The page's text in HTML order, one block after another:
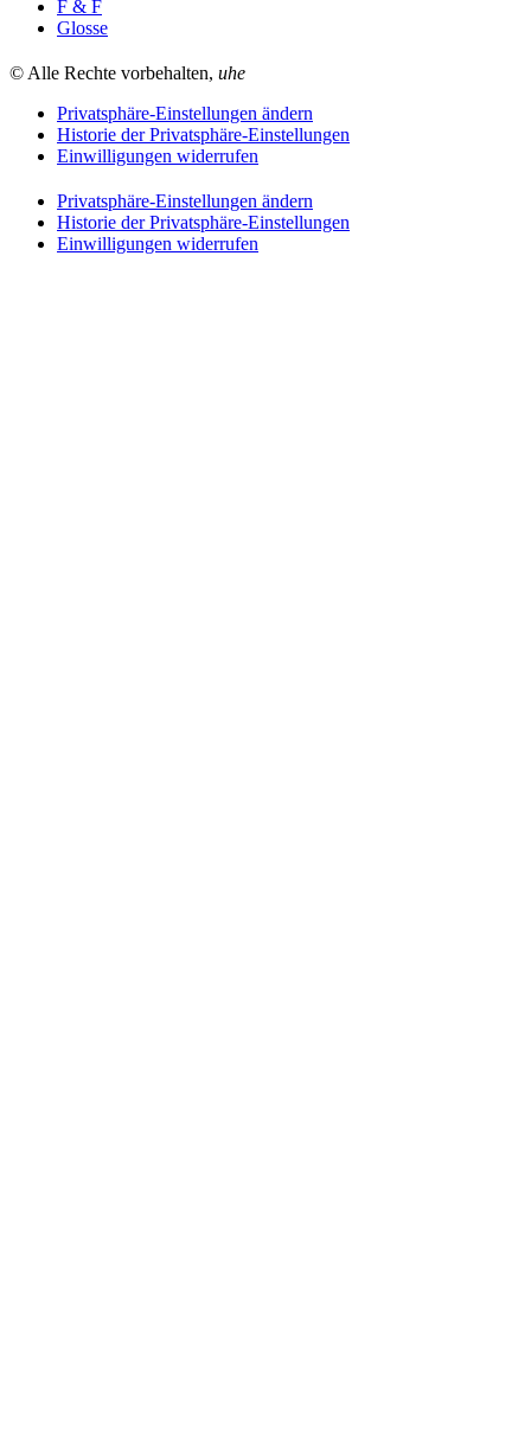
F & F
Glosse
© Alle Rechte vorbehalten, uhe
Privatsphäre-Einstellungen ändern
Historie der Privatsphäre-Einstellungen
Einwilligungen widerrufen
Privatsphäre-Einstellungen ändern
Historie der Privatsphäre-Einstellungen
Einwilligungen widerrufen